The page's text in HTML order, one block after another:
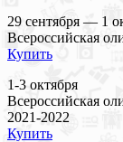
29 сентября — 1
Всероссийская
Купить
1-3 октября
Всероссийская
2021-2022
Купить